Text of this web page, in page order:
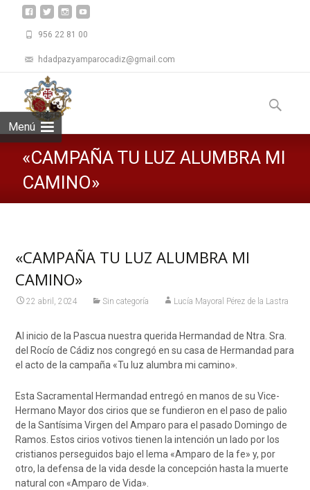
956 22 81 00
hdadpazyamparocadiz@gmail.com
Menú
alBuscar:
«CAMPAÑA TU LUZ ALUMBRA MI
CAMINO»
«CAMPAÑA TU LUZ ALUMBRA MI
CAMINO»
22 abril, 2024 Sin categoría Lucía Mayoral Pérez de la Lastra
Al inicio de la Pascua nuestra querida Hermandad de Ntra. Sra.
del Rocío de Cádiz nos congregó en su casa de Hermandad para
el acto de la campaña «Tu luz alumbra mi camino».
Esta Sacramental Hermandad entregó en manos de su Vice-
Hermano Mayor dos cirios que se fundieron en el paso de palio
de la Santísima Virgen del Amparo para el pasado Domingo de
Ramos. Estos cirios votivos tienen la intención un lado por los
cristianos perseguidos bajo el lema «Amparo de la fe» y, por
otro, la defensa de la vida desde la concepción hasta la muerte
natural con «Amparo de Vida».